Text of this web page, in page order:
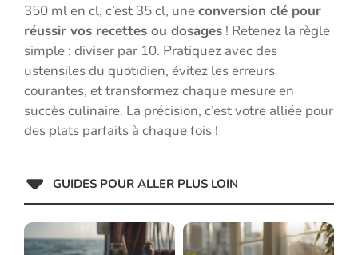
350 ml en cl, c’est 35 cl, uneconversion clé pour
réussir vos recettes ou dosages ! Retenez la règle
simple : diviser par 10. Pratiquez avec des
ustensiles du quotidien, évitez les erreurs
courantes, et transformez chaque mesure en
succès culinaire. La précision, c’est votre alliée pour
des plats parfaits à chaque fois !
GUIDES POUR ALLER PLUS LOIN